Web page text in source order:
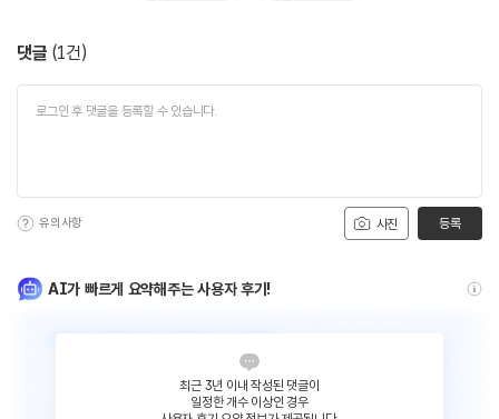
댓글 (1건)
사진
유의사항 등록
AI가 빠르게 요약해주는 사용자 후기!
최근 3년 이내 작성된 댓글이
일정한 개수 이상인 경우